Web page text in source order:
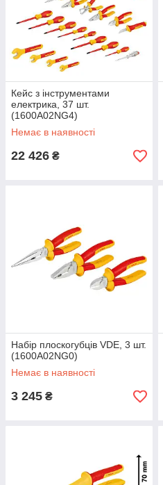
Кейс з інструментами
електрика, 37 шт.
(1600A02NG4)
Немає в наявності
22 426 ₴
Набір плоскогубців VDE, 3 шт.
(1600A02NG0)
Немає в наявності
3 245 ₴